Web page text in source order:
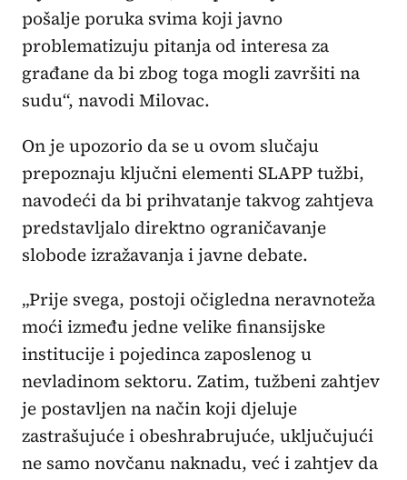
pošalje poruka svima koji javno
problematizuju pitanja od interesa za
građane da bi zbog toga mogli završiti na
sudu“, navodi Milovac.
On je upozorio da se u ovom slučaju
prepoznaju ključni elementi SLAPP tužbi,
navodeći da bi prihvatanje takvog zahtjeva
predstavljalo direktno ograničavanje
slobode izražavanja i javne debate.
„Prije svega, postoji očigledna neravnoteža
moći između jedne velike finansijske
institucije i pojedinca zaposlenog u
nevladinom sektoru. Zatim, tužbeni zahtjev
je postavljen na način koji djeluje
zastrašujuće i obeshrabrujuće, uključujući
ne samo novčanu naknadu, već i zahtjev da